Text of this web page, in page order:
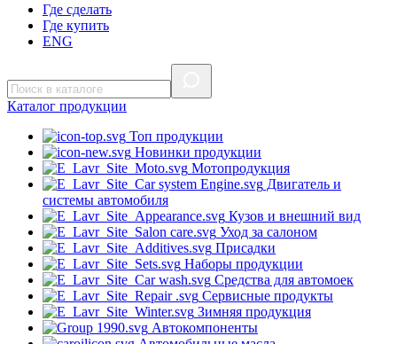
Где сделать
Где купить
ENG
Каталог продукции
Топ продукции
Новинки продукции
Мотопродукция
Двигатель и
системы автомобиля
Кузов и внешний вид
Уход за салоном
Присадки
Наборы продукции
Средства для автомоек
Сервисные продукты
Зимняя продукция
Автокомпоненты